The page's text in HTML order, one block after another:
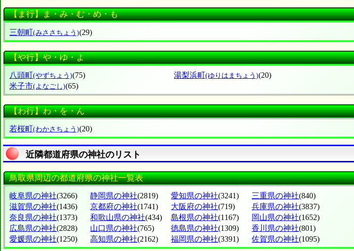
【ま行】ま・み・む・め・も
三朝町(みささちょう)(29)
【や行】や・ゆ・よ
八頭町(やずちょう)(75) 湯梨浜町(ゆりはまちょう)(20)
米子市(よなごし)(65)
【わ行】わ・を・ん
若桜町(わかさちょう)(20)
近隣都道府県の神社のリスト
鳥取県周辺の都道府県の神社一覧表
岐阜県の神社(3266) 静岡県の神社(2819) 愛知県の神社(3241) 三重県の神社(840)
滋賀県の神社(1436) 京都府の神社(1741) 大阪府の神社(719) 兵庫県の神社(3837)
奈良県の神社(1373) 和歌山県の神社(434) 島根県の神社(1167) 岡山県の神社(1652)
広島県の神社(2828) 山口県の神社(765) 徳島県の神社(1309) 香川県の神社(801)
愛媛県の神社(1250) 高知県の神社(2162) 福岡県の神社(3391) 佐賀県の神社(1095)